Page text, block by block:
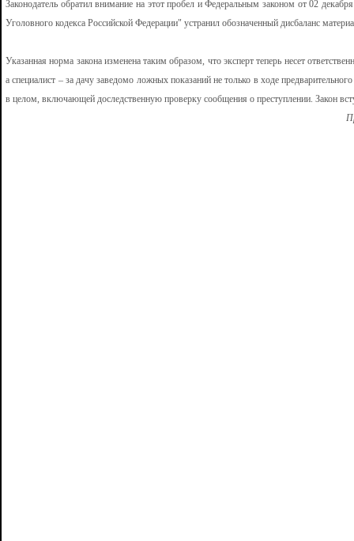
Законодатель обратил внимание на этот пробел и Федеральным законом от 02
Уголовного кодекса Российской Федерации" устранил обозначенный дисбаланс
Указанная норма закона изменена таким образом, что эксперт теперь несет
а специалист – за дачу заведомо ложных показаний не только в ходе
в целом, включающей доследственную проверку сообщения о преступлении. Закон